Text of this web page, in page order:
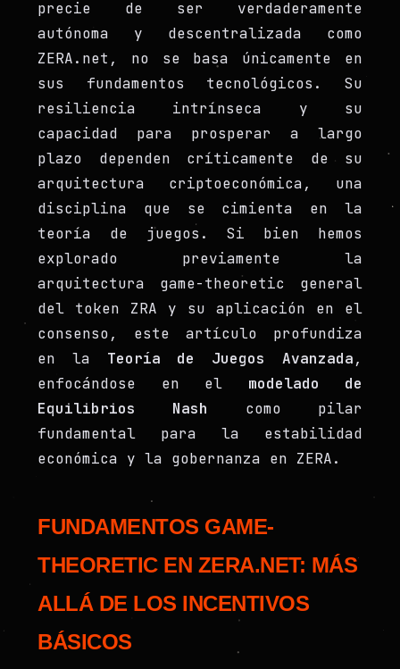
precie de ser verdaderamente
autónoma y descentralizada como
ZERA.net, no se basa únicamente en
sus fundamentos tecnológicos. Su
resiliencia intrínseca y su
capacidad para prosperar a largo
plazo dependen críticamente de su
arquitectura criptoeconómica, una
disciplina que se cimienta en la
teoría de juegos. Si bien hemos
explorado previamente la
arquitectura game-theoretic general
del token ZRA y su aplicación en el
consenso, este artículo profundiza
en la Teoría de Juegos Avanzada,
enfocándose en el modelado de
Equilibrios Nash
como pilar
fundamental para la estabilidad
económica y la gobernanza en ZERA.
FUNDAMENTOS GAME-
THEORETIC EN ZERA.NET: MÁS
ALLÁ DE LOS INCENTIVOS
BÁSICOS